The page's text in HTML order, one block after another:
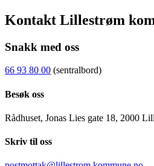
Kontakt Lillestrøm
Snakk med oss
66 93 80 00 (sentralbord)
Besøk oss
Rådhuset, Jonas Lies gate 18, 2000
Skriv til oss